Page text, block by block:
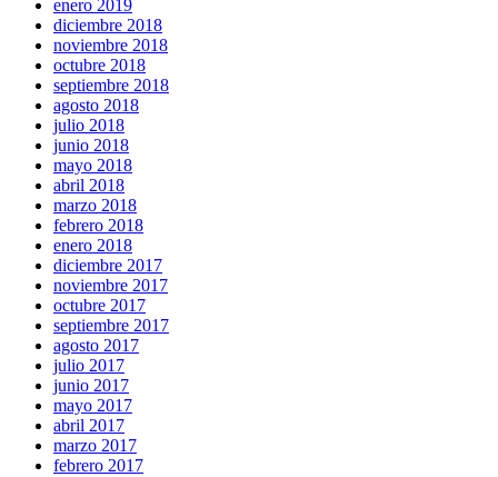
enero 2019
diciembre 2018
noviembre 2018
octubre 2018
septiembre 2018
agosto 2018
julio 2018
junio 2018
mayo 2018
abril 2018
marzo 2018
febrero 2018
enero 2018
diciembre 2017
noviembre 2017
octubre 2017
septiembre 2017
agosto 2017
julio 2017
junio 2017
mayo 2017
abril 2017
marzo 2017
febrero 2017